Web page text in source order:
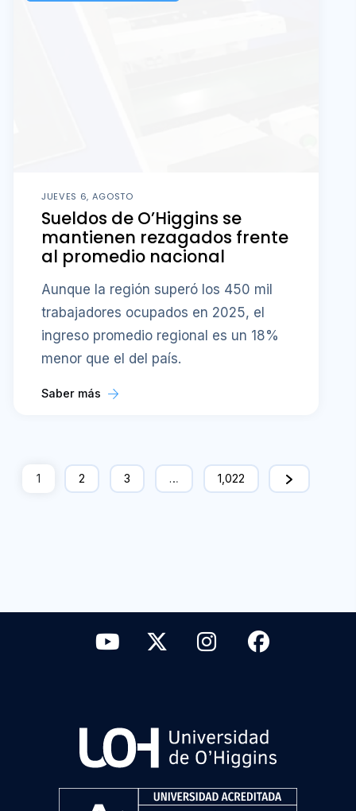
JUEVES 6, AGOSTO
Sueldos de O’Higgins se
mantienen rezagados frente
al promedio nacional
Aunque la región superó los 450 mil
trabajadores ocupados en 2025, el
ingreso promedio regional es un 18%
menor que el del país.
Saber más
1 2 3 … 1,022